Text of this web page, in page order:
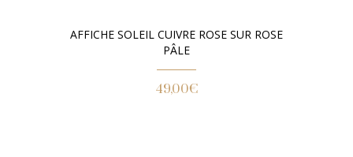
AFFICHE SOLEIL CUIVRE ROSE SUR ROSE
PÂLE
49,00€